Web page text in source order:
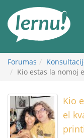
turinį
Forumas
Kio estas la nomoj
Kio
el